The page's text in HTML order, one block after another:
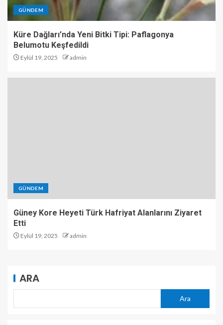
GÜNDEM
Küre Dağları’nda Yeni Bitki Tipi: Paflagonya
Belumotu Keşfedildi
Eylül 19, 2025 admin
GÜNDEM
Güney Kore Heyeti Türk Hafriyat Alanlarını Ziyaret
Etti
Eylül 19, 2025 admin
ARA
Ara